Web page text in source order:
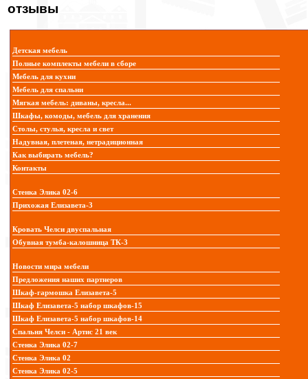
отзывы
Детская мебель
Полные комплекты мебели в сборе
Мебель для кухни
Мебель для спальни
Мягкая мебель: диваны, кресла...
Шкафы, комоды, мебель для хранения
Столы, стулья, кресла и свет
Надувная, плетеная, нетрадиционная
Как выбирать мебель?
Контакты
Стенка Элика 02-6
Прихожая Елизавета-3
Кровать Челси двуспальная
Обувная тумба-калошница ТК-3
Новости мира мебели
Предложения наших партнеров
Шкаф-гармошка Елизавета-5
Шкаф Елизавета-5 набор шкафов-15
Шкаф Елизавета-5 набор шкафов-14
Спальня Челси - Артис 21 век
Стенка Элика 02-7
Стенка Элика 02
Стенка Элика 02-5